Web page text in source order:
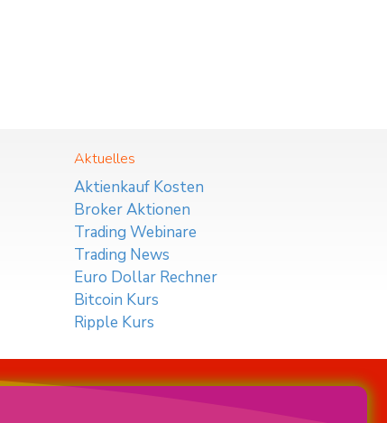
Aktuelles
Aktienkauf Kosten
Broker Aktionen
Trading Webinare
Trading News
Euro Dollar Rechner
Bitcoin Kurs
Ripple Kurs